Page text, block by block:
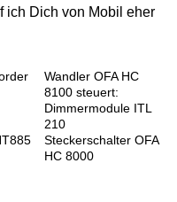
ich Dich von Mobil eher
Wandler OFA HC
8100 steuert:
Dimmermodule ITL
210
Steckerschalter OFA
HC 8000